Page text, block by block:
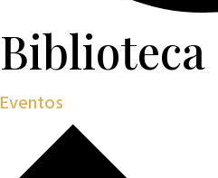
Biblioteca
Eventos